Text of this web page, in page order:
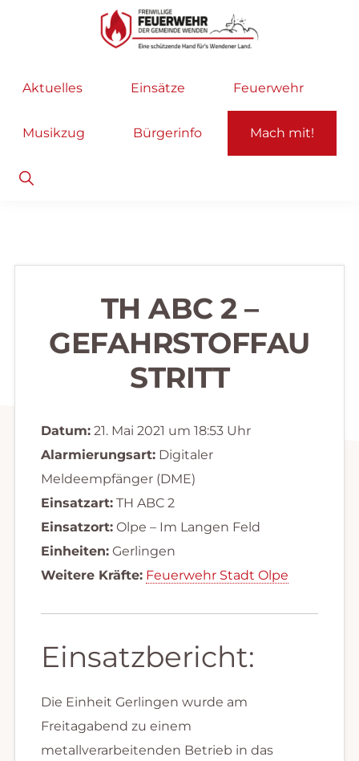
Hauptnavigation
Feuerwehr
helfen
selbstverständlich!
Aktuelles Einsätze Feuerwehr
Musikzug Bürgerinfo Mach mit!
Show
Search
TH ABC 2 –
GEFAHRSTOFFAU
STRITT
Datum:21. Mai 2021 um 18:53 Uhr
Alarmierungsart:Digitaler
Meldeempfänger (DME)
Einsatzart:TH ABC 2
Einsatzort:Olpe – Im Langen Feld
Einheiten:Gerlingen
Weitere Kräfte: Feuerwehr Stadt Olpe
Einsatzbericht:
Die Einheit Gerlingen wurde am
Freitagabend zu einem
metallverarbeitenden Betrieb in das